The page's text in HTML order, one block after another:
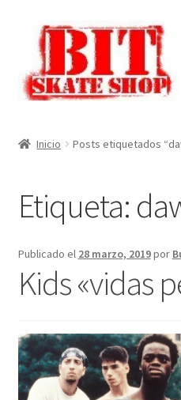
navegación
contenido
Finalizar compra
Carrito
Tienda
Inicio Posts etiquetados
Etiqueta:
Publicado el 28 marzo, 2019por
Kids «vidas